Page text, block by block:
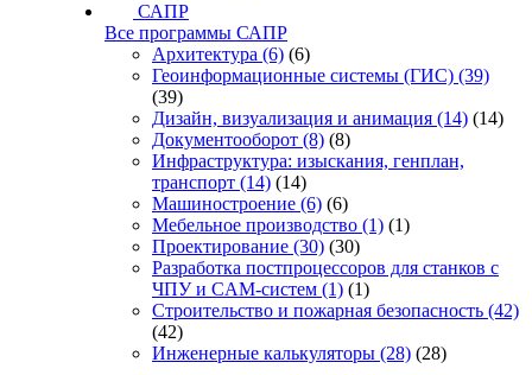
САПР
Все программы САПР
Архитектура (6) (6)
Геоинформационные системы (ГИС) (39)
(39)
Дизайн, визуализация и анимация (14) (14)
Документооборот (8) (8)
Инфраструктура: изыскания, генплан,
транспорт (14) (14)
Машиностроение (6) (6)
Мебельное производство (1) (1)
Проектирование (30) (30)
Разработка постпроцессоров для станков с
ЧПУ и CAM-систем (1) (1)
Строительство и пожарная безопасность (42)
(42)
Инженерные калькуляторы (28) (28)